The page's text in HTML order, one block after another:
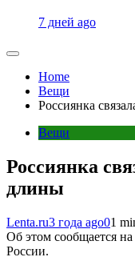
7 дней ago
Home
Вещи
Россиянка
Вещи
Россиянка
длины
Lenta.ru3 года ago01
Об этом сообщается
России.